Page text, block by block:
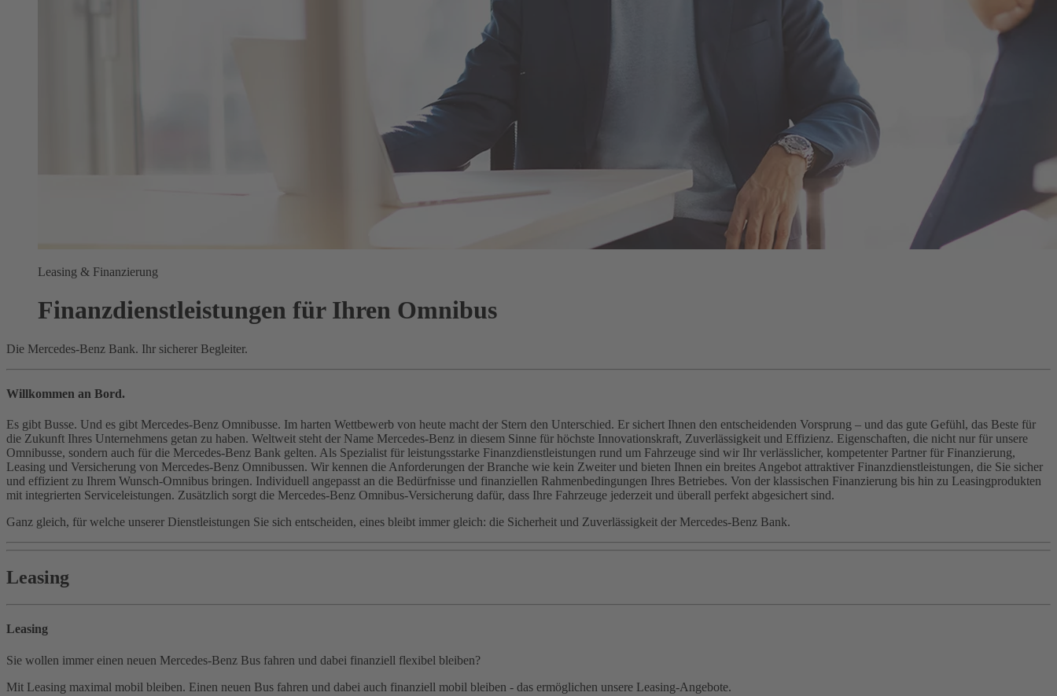
Leasing & Finanzierung
Finanzdienstleistungen für Ihren Omnibus
Die Mercedes-Benz Bank. Ihr sicherer Begleiter.
Willkommen an Bord.
Es gibt Busse. Und es gibt Mercedes-Benz Omnibusse. Im harten Wettbewerb von heute macht der Stern den Unterschied. Er sichert Ihnen den entscheidenden Vorsprung – und das gute Gefühl, das Beste für
die Zukunft Ihres Unternehmens getan zu haben. Weltweit steht der Name Mercedes-Benz in diesem Sinne für höchste Innovationskraft, Zuverlässigkeit und Effizienz. Eigenschaften, die nicht nur für unsere
Omnibusse, sondern auch für die Mercedes-Benz Bank gelten. Als Spezialist für leistungsstarke Finanzdienstleistungen rund um Fahrzeuge sind wir Ihr verlässlicher, kompetenter Partner für Finanzierung,
Leasing und Versicherung von Mercedes-Benz Omnibussen. Wir kennen die Anforderungen der Branche wie kein Zweiter und bieten Ihnen ein breites Angebot attraktiver Finanzdienstleistungen, die Sie sicher
und effizient zu Ihrem Wunsch-Omnibus bringen. Individuell angepasst an die Bedürfnisse und finanziellen Rahmenbedingungen Ihres Betriebes. Von der klassischen Finanzierung bis hin zu Leasingprodukten
mit integrierten Serviceleistungen. Zusätzlich sorgt die Mercedes-Benz Omnibus-Versicherung dafür, dass Ihre Fahrzeuge jederzeit und überall perfekt abgesichert sind.
Ganz gleich, für welche unserer Dienstleistungen Sie sich entscheiden, eines bleibt immer gleich: die Sicherheit und Zuverlässigkeit der Mercedes-Benz Bank.
Leasing
Leasing
Sie wollen immer einen neuen Mercedes-Benz Bus fahren und dabei finanziell flexibel bleiben?
Mit Leasing maximal mobil bleiben. Einen neuen Bus fahren und dabei auch finanziell mobil bleiben - das ermöglichen unsere Leasing-Angebote.